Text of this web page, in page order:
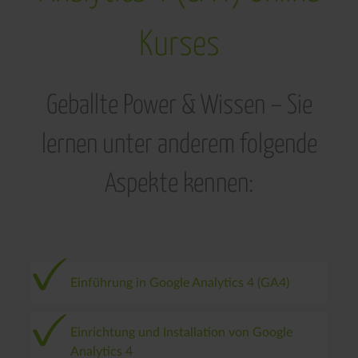
Kurses
Geballte Power & Wissen – Sie
lernen unter anderem folgende
Aspekte kennen:
Einführung in Google Analytics 4 (GA4)
Einrichtung und Installation von Google
Analytics 4